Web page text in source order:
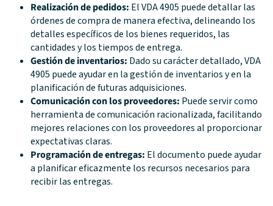
Realización de pedidos: El VDA 4905 puede detallar las
órdenes de compra de manera efectiva, delineando los
detalles específicos de los bienes requeridos, las
cantidades y los tiempos de entrega.
Gestión de inventarios: Dado su carácter detallado, VDA
4905 puede ayudar en la gestión de inventarios y en la
planificación de futuras adquisiciones.
Comunicación con los proveedores: Puede servir como
herramienta de comunicación racionalizada, facilitando
mejores relaciones con los proveedores al proporcionar
expectativas claras.
Programación de entregas: El documento puede ayudar
a planificar eficazmente los recursos necesarios para
recibir las entregas.